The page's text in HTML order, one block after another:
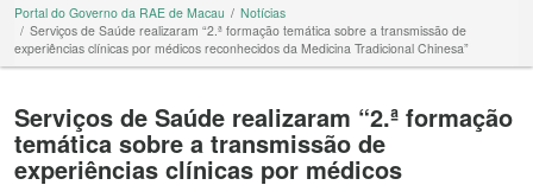
Portal do Governo da RAE de Macau
Notícias
Serviços de Saúde realizaram “2.ª formação temática sobre a transmissão de
experiências clínicas por médicos reconhecidos da Medicina Tradicional Chinesa”
Serviços de Saúde realizaram “2.ª formação
temática sobre a transmissão de
experiências clínicas por médicos